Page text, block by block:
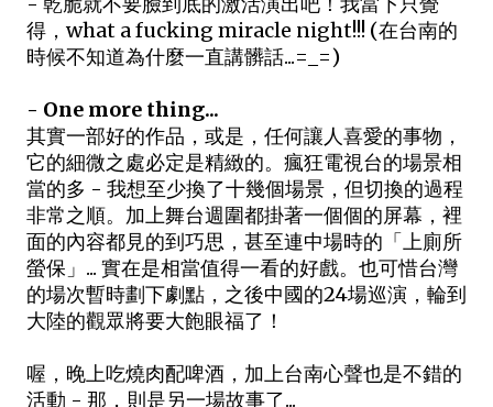
得，what a fucking miracle night!!! (在台南的
時候不知道為什麼一直講髒話...=_=)
- One more thing...
其實一部好的作品，或是，任何讓人喜愛的事物，
它的細微之處必定是精緻的。瘋狂電視台的場景相
當的多 - 我想至少換了十幾個場景，但切換的過程
非常之順。加上舞台週圍都掛著一個個的屏幕，裡
面的內容都見的到巧思，甚至連中場時的「上廁所
螢保」... 實在是相當值得一看的好戲。也可惜台灣
的場次暫時劃下劇點，之後中國的24場巡演，輪到
大陸的觀眾將要大飽眼福了！
喔，晚上吃燒肉配啤酒，加上台南心聲也是不錯的
活動 - 那，則是另一場故事了...